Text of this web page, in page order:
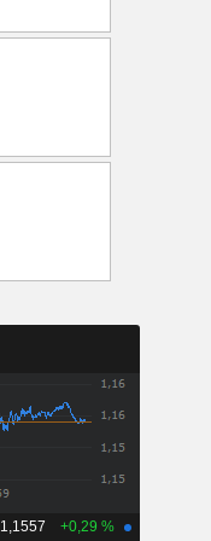
1,1557 +0,29 %